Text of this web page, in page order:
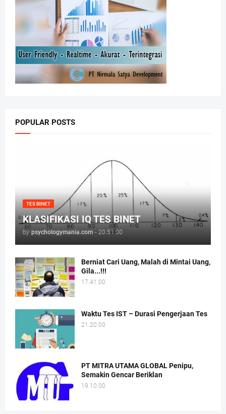
POPULAR POSTS
TES BINET
KLASIFIKASI IQ TES BINET
by psychologymania.com - 20.51.00
Berniat Cari Uang, Malah di Mintai Uang,
Gila...!!!
17.41.00
Waktu Tes IST – Durasi Pengerjaan Tes
21.20.00
PT MITRA UTAMA GLOBAL Penipu,
Semakin Gencar Beriklan
19.10.00